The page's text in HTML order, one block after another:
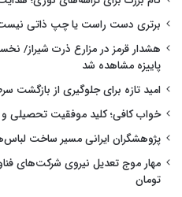
برتری دست راست یا چپ ذاتی نیست؛
هشدار قرمز در مزارع ذرت شیراز/
پاییزه مشاهده شد
امید تازه برای جلوگیری از بازگشت
خواب کافی؛ کلید موفقیت تحصیلی و
پژوهشگران ایرانی مسیر ساخت
تومان